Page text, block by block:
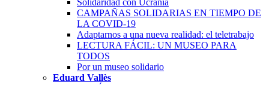
Solidaridad con Ucrania
CAMPAÑAS SOLIDARIAS EN TIEMPO DE
LA COVID-19
Adaptarnos a una nueva realidad: el teletrabajo
LECTURA FÁCIL: UN MUSEO PARA
TODOS
Por un museo solidario
Eduard Vallès